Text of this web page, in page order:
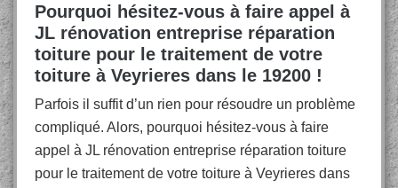
Pourquoi hésitez-vous à faire appel à
JL rénovation entreprise réparation
toiture pour le traitement de votre
toiture à Veyrieres dans le 19200 !
Parfois il suffit d’un rien pour résoudre un problème
compliqué. Alors, pourquoi hésitez-vous à faire
appel à JL rénovation entreprise réparation toiture
pour le traitement de votre toiture à Veyrieres dans